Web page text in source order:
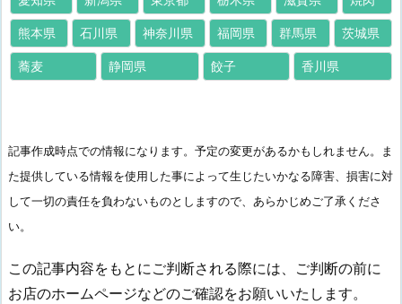
熊本県 石川県 神奈川県 福岡県 群馬県 茨城県
蕎麦 静岡県 餃子 香川県
記事作成時点での情報になります。予定の変更があるかもしれません。ま
た提供している情報を使用した事によって生じたいかなる障害、損害に対
して一切の責任を負わないものとしますので、あらかじめご了承くださ
い。
この記事内容をもとにご判断される際には、ご判断の前に
お店のホームページなどのご確認をお願いいたします。